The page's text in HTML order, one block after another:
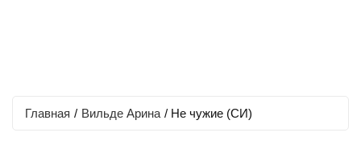
Главная / Вильде Арина / Не чужие (СИ)